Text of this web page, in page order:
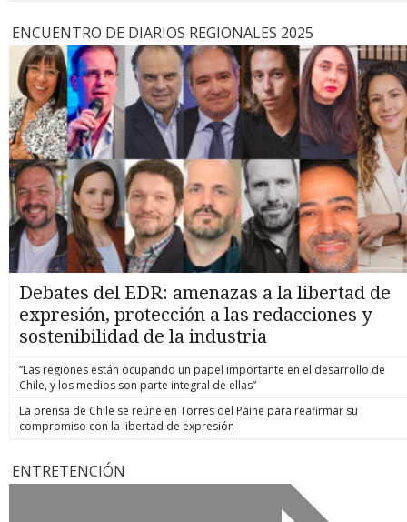
ENCUENTRO DE DIARIOS REGIONALES 2025
Debates del EDR: amenazas a la libertad de
expresión, protección a las redacciones y
sostenibilidad de la industria
“Las regiones están ocupando un papel importante en el desarrollo de
Chile, y los medios son parte integral de ellas”
La prensa de Chile se reúne en Torres del Paine para reafirmar su
compromiso con la libertad de expresión
ENTRETENCIÓN